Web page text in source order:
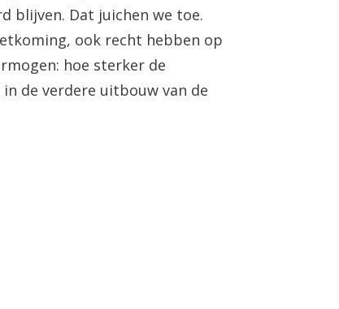
blijven. Dat juichen we toe.
ook recht hebben op
hoe sterker de
de verdere uitbouw van de